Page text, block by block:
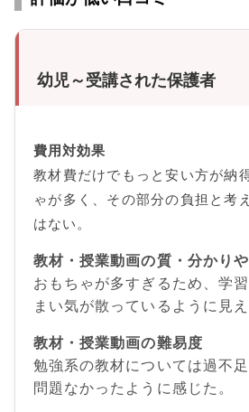
幼児～受講された保護者
費用対効果
教材費だけでもっと安い方が納
ゃが多く、その部分の負担と考
はない。
教材・授業動画の質・分かり
おもちゃが多すぎるため、学
まい気が散っているように見え
教材・授業動画の難易度
勉強系の教材については過不
問題なかったように感じた。